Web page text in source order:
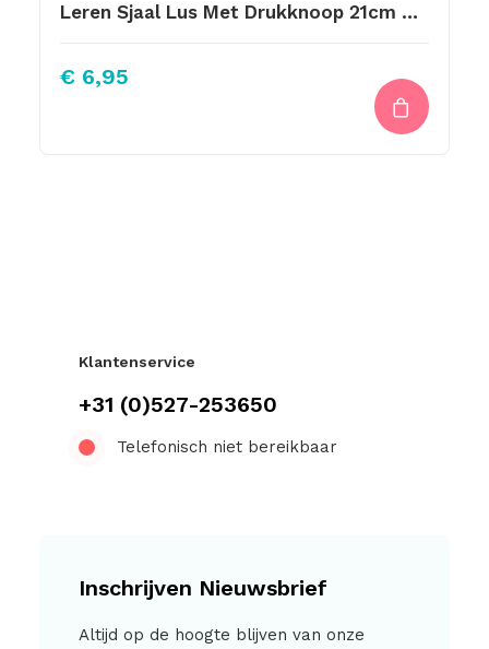
Leren Sjaal Lus Met Drukknoop 21cm Donker Blauw
€ 6,95
Klantenservice
+31 (0)527-253650
Telefonisch niet bereikbaar
Inschrijven Nieuwsbrief
Altijd op de hoogte blijven van onze